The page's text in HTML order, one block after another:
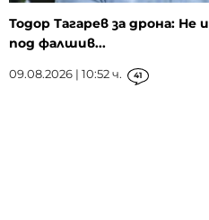
Тодор Тагарев за дрона: Не
под фалшив...
09.08.2026 | 10:52 ч. 41